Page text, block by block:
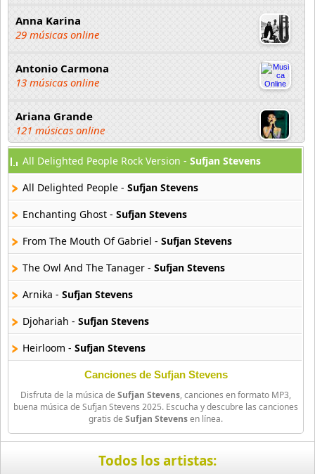
Anna Karina
29 músicas online
Antonio Carmona
13 músicas online
Ariana Grande
121 músicas online
Aselin Debison
25 músicas online
Asmir Young
36 músicas online
44 músicas online
B J Thomas
18 músicas online
Bellakath
27 músicas online
Benson Boone
16 músicas online
All Delighted People Rock Version - Sufjan Stevens
All Delighted People - Sufjan Stevens
Enchanting Ghost - Sufjan Stevens
From The Mouth Of Gabriel - Sufjan Stevens
The Owl And The Tanager - Sufjan Stevens
Arnika - Sufjan Stevens
Djohariah - Sufjan Stevens
Heirloom - Sufjan Stevens
Canciones de Sufjan Stevens
Disfruta de la música de Sufjan Stevens, canciones en formato MP3,
buena música de Sufjan Stevens 2025. Escucha y descubre las canciones
gratis de Sufjan Stevensen línea.
Todos los artistas: